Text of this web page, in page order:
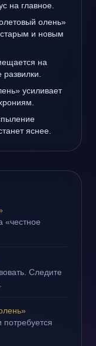
на главное.
олень»
и новым
на
усиливает
яснее.
«честное
Следите